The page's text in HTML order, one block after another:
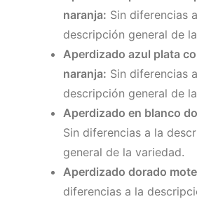
naranja: Sin diferencias
descripción general de
Aperdizado azul plata
naranja: Sin diferencias
descripción general de
Aperdizado en blanco
Sin diferencias a la
general de la variedad.
Aperdizado dorado
diferencias a la